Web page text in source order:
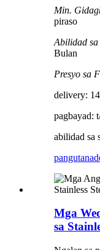
Min.
piraso
Abilidad sa
Bulan
Presyo sa
delivery:
pagbayad:
abilidad sa
pangutana
Mga
sa